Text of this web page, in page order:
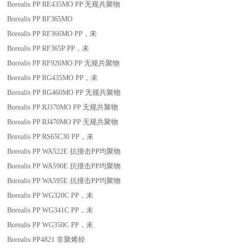
Borealis PP RE435MO PP无规共聚物
Borealis PP RF365MO
Borealis PP RF366MO PP ，未
Borealis PP RF365P PP ，未
Borealis PP RF926MO PP无规共聚物
Borealis PP RG435MO PP ，未
Borealis PP RG460MO PP无规共聚物
Borealis PP RJ370MO PP无规共聚物
Borealis PP RJ470MO PP无规共聚物
Borealis PP RS65C30 PP ，未
Borealis PP WA522E 抗撞击PP均聚物
Borealis PP WA590E 抗撞击PP均聚物
Borealis PP WA595E 抗撞击PP均聚物
Borealis PP WG320C PP ，未
Borealis PP WG341C PP ，未
Borealis PP WG350C PP ，未
Borealis PP4821 非聚烯烃